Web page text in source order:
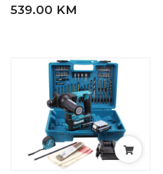
539.00 KM